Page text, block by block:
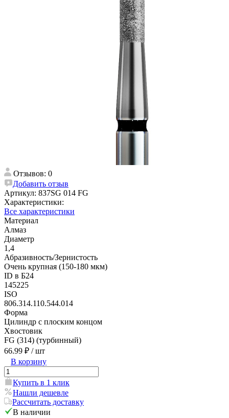
Отзывов: 0
Добавить отзыв
Артикул: 837SG 014 FG
Характеристики:
Все характеристики
Материал
Алмаз
Диаметр
1,4
Абразивность/Зернистость
Очень крупная (150-180 мкм)
ID в Б24
145225
ISO
806.314.110.544.014
Форма
Цилиндр с плоским концом
Хвостовик
FG (314) (турбинный)
66.99 ₽ / шт
В корзину
Купить в 1 клик
Нашли дешевле
Рассчитать доставку
В наличии